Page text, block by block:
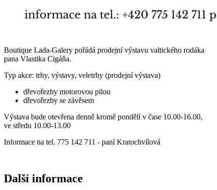
Boutique Lada-Galery pořádá prodejní výstavu valtického rodáka
pana Vlastika Cigáňa.
Typ akce: trhy, výstavy, veletrhy (prodejní výstava)
dřevořezby motorovou pilou
dřevořezby se závěsem
Výstava bude otevřena denně kromě pondělí v čase 10.00-16.00,
ve středu 10.00-13.00
Informace na tel. 775 142 711 - paní Kratochvílová
Další informace